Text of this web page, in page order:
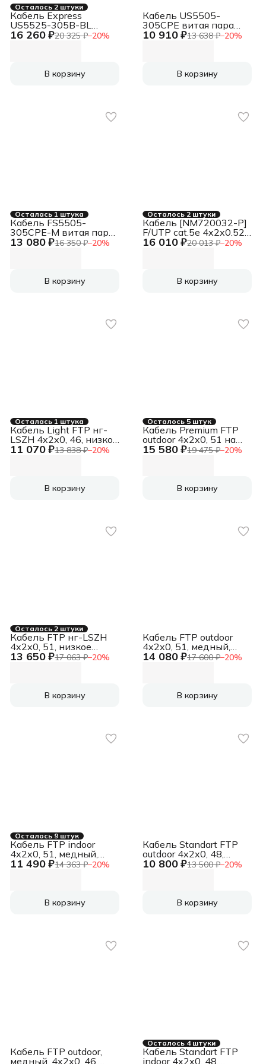
Осталось 2 штуки
16 260 ₽20 325 ₽−20%
Кабель Express
US5525-305B-BL
витая пара UTP /
В корзину
10 910 ₽13 638 ₽−20%
Кабель US5505-
305CPE витая пара
UTP/SOLID/5E/24AWG/
В корзину
Осталась 1 штука
13 080 ₽16 350 ₽−20%
Кабель FS5505-
305CPE-M витая пара
FTP/SOLID/5E/24AWG/COPPER/PE/BLACK/OUTDOOR/
В корзину
Осталось 2 штуки
16 010 ₽20 013 ₽−20%
Кабель [NM720032-P]
F/UTP cat.5e 4x2x0.52,
24 AWG, Медь,
В корзину
Осталась 1 штука
11 070 ₽13 838 ₽−20%
Кабель Light FTP нг-
LSZH 4x2x0, 46, низкое
дымовыделение,
однож., 305 м, box,
оранжевый [CSL-FTP-
В корзину
Осталось 5 штук
15 580 ₽19 475 ₽−20%
Кабель Premium FTP
outdoor 4x2x0, 51 на
тросу, медный, FLUKE
(АК5017628/1693134)
В корзину
Осталось 2 штуки
13 650 ₽17 063 ₽−20%
Кабель FTP нг-LSZH
4x2x0, 51, низкое
дымовыделение,
(АК5032867/1693127)
В корзину
14 080 ₽17 600 ₽−20%
Кабель FTP outdoor
4x2x0, 51, медный,
FLUKE TEST, кат.5e,
(АК5017986/1693121)
В корзину
Осталось 9 штук
11 490 ₽14 363 ₽−20%
Кабель FTP indoor
4x2x0, 51, медный,
FLUKE TEST, кат.5e,
В корзину
10 800 ₽13 500 ₽−20%
Кабель Standart FTP
outdoor 4x2x0, 48,
медный, FLUKE TEST,
(АК5017627/1693119)
В корзину
Кабель FTP outdoor,
медный, 4x2x0, 46,
Осталось 4 штуки
Кабель Standart FTP
indoor 4x2x0, 48,